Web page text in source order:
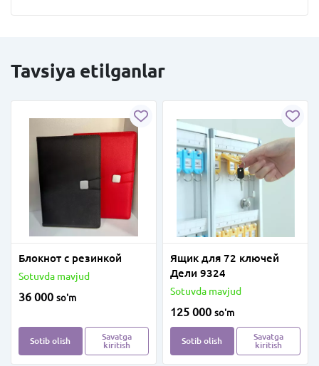
Tavsiya etilganlar
Блокнот с резинкой
Sotuvda mavjud
36 000 so'm
Sotib olish
Savatga
kiritish
Ящик для 72 ключей
Дели 9324
Sotuvda mavjud
125 000 so'm
Sotib olish
Savatga
kiritish